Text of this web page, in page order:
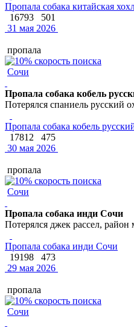
Пропала собака китайская
16793
501
31 мая 2026
пропала
Сочи
Пропала собака кобель
Потерялся спаниель русский
Пропала собака кобель
17812
475
30 мая 2026
пропала
Сочи
Пропала собака инди Сочи
Потерялся джек рассел,
Пропала собака инди Сочи
19198
473
29 мая 2026
пропала
Сочи